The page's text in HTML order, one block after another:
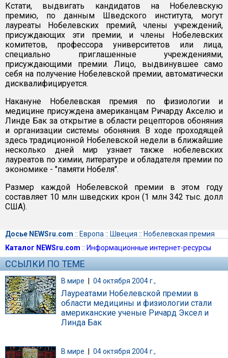
Кстати, выдвигать кандидатов на Нобелевскую
премию, по данным Шведского института, могут
лауреаты Нобелевских премий, члены учреждений,
присуждающих эти премии, и члены Нобелевских
комитетов, профессора университетов или лица,
специально приглашенные учреждениями,
присуждающими премии. Лицо, выдвинувшее само
себя на получение Нобелевской премии, автоматически
дисквалифицируется.
Накануне Нобелевская премия по физиологии и
медицине присуждена американцам Ричарду Акселю и
Линде Бак за открытие в области рецепторов обоняния
и организации системы обоняния. В ходе проходящей
здесь традиционной Нобелевской недели в ближайшие
несколько дней мир узнает также нобелевских
лауреатов по химии, литературе и обладателя премии по
экономике - "памяти Нобеля".
Размер каждой Нобелевской премии в этом году
составляет 10 млн шведских крон (1 млн 342 тыс. долл
США).
Досье NEWSru.com :: Европа :: Швеция :: Нобелевская премия
Каталог NEWSru.com :: Информационные интернет-ресурсы
ССЫЛКИ ПО ТЕМЕ
В мире | 04 октября 2004 г.,
Лауреатами Нобелевской премии в
области медицины и физиологии стали
американские ученые Ричард Эксел и
Линда Бак
В мире 04 октября 2004 г.,